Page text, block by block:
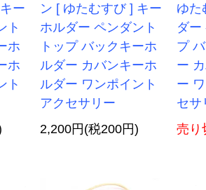
ー
ト
ホ
ホ
ト
ン [ ゆたむすび ] キー
ホルダー ペンダント
トップ バックキーホ
ルダー カバンキーホ
ルダー ワンポイント
アクセサリー
2,200円(税200円)
ゆた
ダー
プ
ー
ー
セサ
売り